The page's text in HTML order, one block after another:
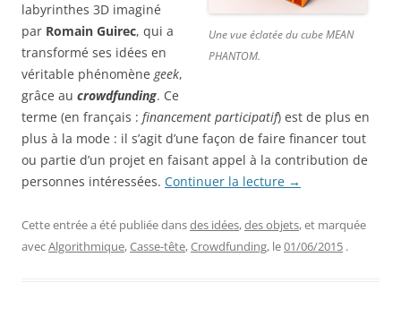
Une vue éclatée du cube MEAN
PHANTOM.
labyrinthes 3D imaginé
par Romain Guirec, qui a
transformé ses idées en
véritable phénomène geek,
grâce au crowdfunding. Ce
terme (en français : financement participatif) est de plus en
plus à la mode : il s’agit d’une façon de faire financer tout
ou partie d’un projet en faisant appel à la contribution de
personnes intéressées. Continuer la lecture →
Cette entrée a été publiée dansdes idées,des objets, et marquée
avecAlgorithmique,Casse-tête,Crowdfunding, le01/06/2015 .